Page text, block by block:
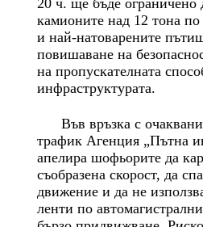
20 ч. ще бъде ограничено
камионите над 12 тона по
и най-натоваренитe
повишаване на
на пропускателната
инфраструктурата.
Във връзка с
трафик Агенция „Пътна
апелира шофьорите да
съобразена скорост, да
движение и да не
ленти по